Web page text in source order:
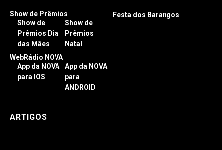
Show de Prêmios
Show de
Prêmios Dia
das Mães
Show de
Prêmios
Natal
Festa dos Barangos
WebRádio NOVA
App da NOVA
para IOS
App da NOVA
para
ANDROID
ARTIGOS